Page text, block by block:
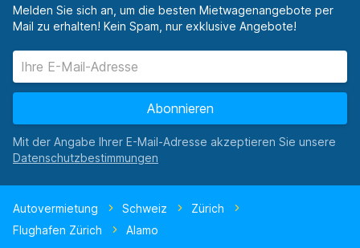
Melden Sie sich an, um die besten Mietwagenangebote per
Mail zu erhalten! Kein Spam, nur exklusive Angebote!
Abonnieren
Mit der Angabe Ihrer E-Mail-Adresse akzeptieren Sie unsere
Autovermietung Schweiz
Zürich
Flughafen Zürich
Alamo